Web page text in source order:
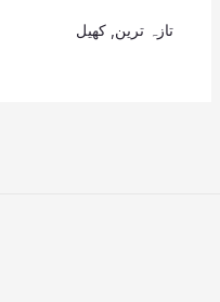
تازہ ترین کھیل